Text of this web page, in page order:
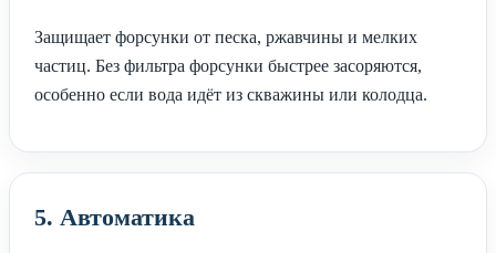
Защищает форсунки от песка, ржавчины и мелких
частиц. Без фильтра форсунки быстрее засоряются,
особенно если вода идёт из скважины или колодца.
5. Автоматика